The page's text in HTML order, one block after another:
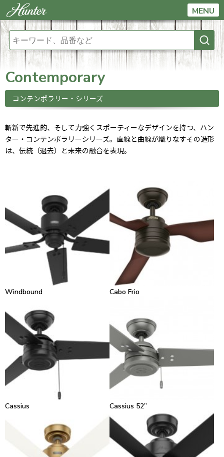
MENU
Contemporary
コンテンポラリー・シリーズ
斬新で先進的、そして力強くスポーティーなデザインを持つ、ハン
ター・コンテンポラリーシリーズ。直線と曲線が織りなすその造形
は、伝統（過去）と未来の融合を表現。
Windbound Cabo Frio
Cassius Cassius 52”